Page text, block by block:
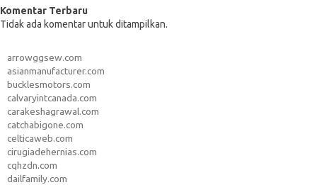
Komentar Terbaru
Tidak ada komentar untuk ditampilkan.
arrowggsew.com
asianmanufacturer.com
bucklesmotors.com
calvaryintcanada.com
carakeshagrawal.com
catchabigone.com
celticaweb.com
cirugiadehernias.com
cqhzdn.com
dailfamily.com